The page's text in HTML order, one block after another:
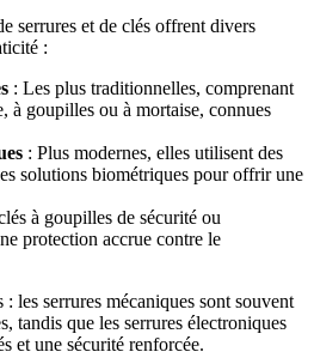
serrures et de clés offrent divers
:
: Les plus traditionnelles, comprenant
à goupilles ou à mortaise, connues
: Plus modernes, elles utilisent des
solutions biométriques pour offrir une
à goupilles de sécurité ou
protection accrue contre le
: les serrures mécaniques sont souvent
tandis que les serrures électroniques
et une sécurité renforcée.